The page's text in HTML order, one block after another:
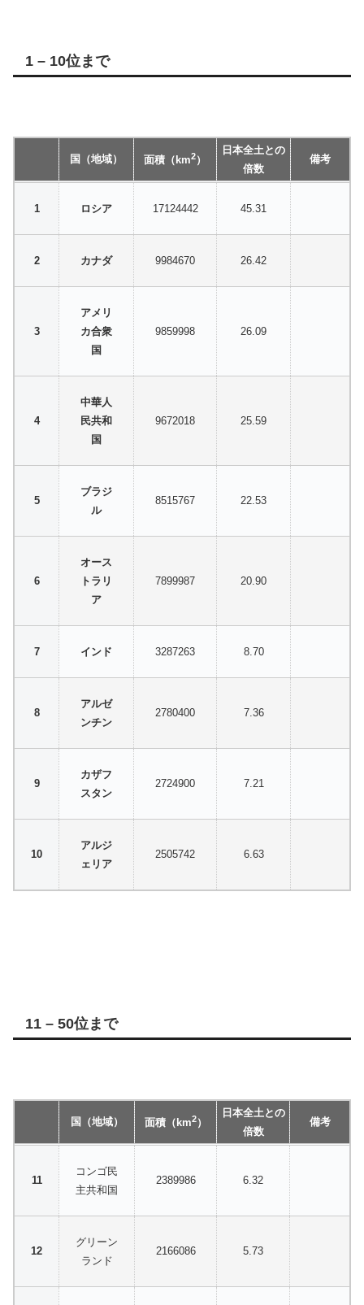
1 – 10位まで
国（地域） 面積（km2）
日本全土との
倍数
備考
ロシア 17124442 45.31
カナダ 9984670 26.42
アメリ
カ合衆
国
9859998 26.09
中華人
民共和
国
9672018 25.59
ブラジ
ル
8515767 22.53
オース
トラリ
ア
7899987 20.90
インド 3287263 8.70
アルゼ
ンチン
2780400 7.36
カザフ
スタン
2724900 7.21
アルジ
ェリア
2505742 6.63
11 – 50位まで
国（地域） 面積（km2）
日本全土との
倍数
備考
コンゴ民
主共和国
2389986 6.32
グリーン
ランド
2166086 5.73